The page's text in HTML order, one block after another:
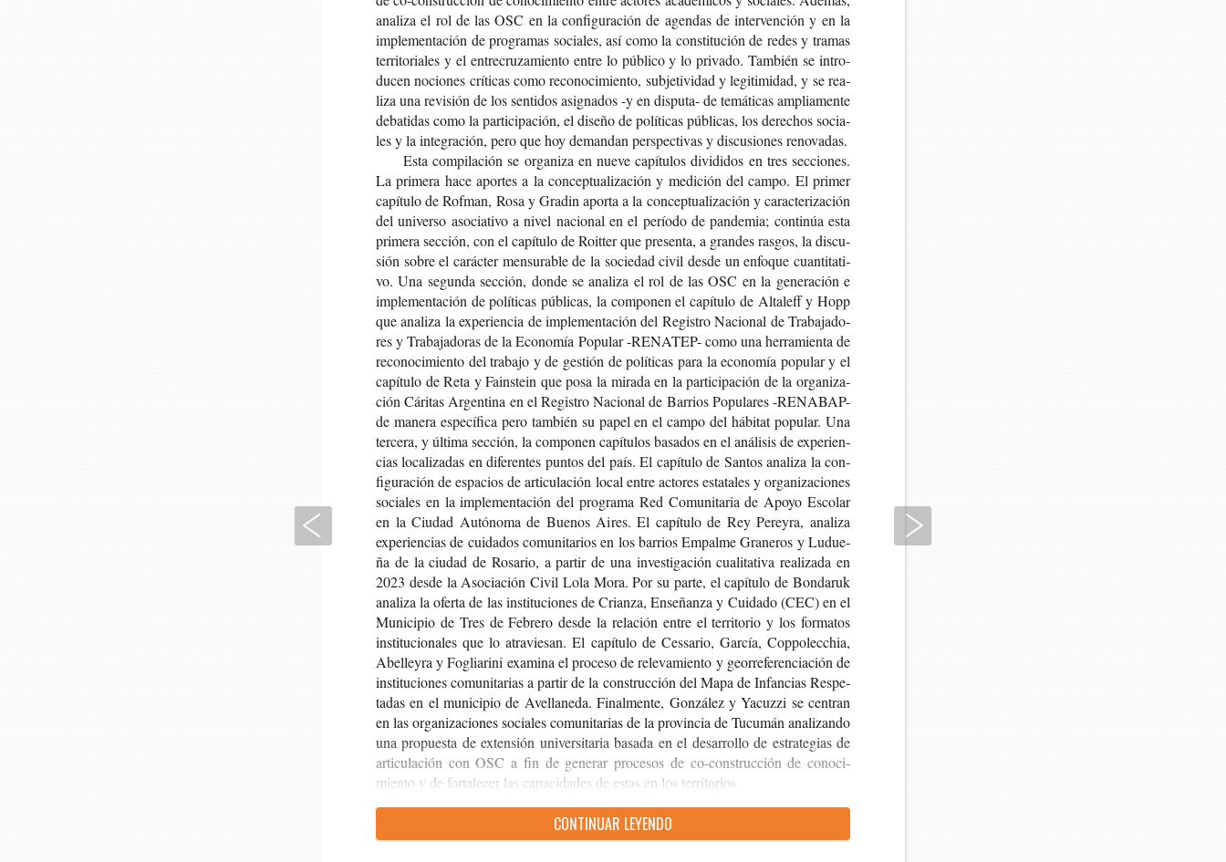
Anterior
ana­li­za el rol de las OSC en la con­fi­gu­ra­ción de agen­das de inter­ven­ción y en la
imple­men­ta­ción de pro­gra­mas socia­les, así como la cons­ti­tu­ción de redes y tra­mas
terri­to­ria­les y el entre­cru­za­mien­to entre lo públi­co y lo pri­va­do. Tam­bién se intro­
du­cen nocio­nes crí­ti­cas como reco­no­ci­mien­to, sub­je­ti­vi­dad y legi­ti­mi­dad, y se rea­
li­za una revi­sión de los sen­ti­dos asig­na­dos -y en disputa-​ de temá­ti­cas amplia­men­te
deba­ti­das como la par­ti­ci­pa­ción, el dise­ño de polí­ti­cas públi­cas, los dere­chos socia­
les y la inte­gra­ción, pero que hoy deman­dan pers­pec­ti­vas y dis­cu­sio­nes renovadas.
Esta com­pi­la­ción se orga­ni­za en nueve capí­tu­los divi­di­dos en tres sec­cio­nes.
La pri­me­ra hace apor­tes a la con­cep­tua­li­za­ción y medi­ción del campo. El pri­mer
capí­tu­lo de Rof­man, Rosa y Gra­din apor­ta a la con­cep­tua­li­za­ción y carac­te­ri­za­ción
del uni­ver­so aso­cia­ti­vo a nivel nacio­nal en el perío­do de pan­de­mia; con­ti­núa esta
pri­me­ra sec­ción, con el capí­tu­lo de Roit­ter que pre­sen­ta, a gran­des ras­gos, la dis­cu­
sión sobre el carác­ter men­su­ra­ble de la socie­dad civil desde un enfo­que cuan­ti­ta­ti­
vo. Una segun­da sec­ción, donde se ana­li­za el rol de las OSC en la gene­ra­ción e
imple­men­ta­ción de polí­ti­cas públi­cas, la com­po­nen el capí­tu­lo de Alta­leff y Hopp
que ana­li­za la expe­rien­cia de imple­men­ta­ción del Regis­tro Nacio­nal de Tra­ba­ja­do­
res y Tra­ba­ja­do­ras de la Eco­no­mía Popu­lar -​RENATEP- como una herra­mien­ta de
reco­no­ci­mien­to del tra­ba­jo y de ges­tión de polí­ti­cas para la eco­no­mía popu­lar y el
capí­tu­lo de Reta y Fains­tein que posa la mira­da en la par­ti­ci­pa­ción de la orga­ni­za­
ción Cári­tas Argen­ti­na en el Regis­tro Nacio­nal de Barrios Popu­la­res -​RENABAP-
de mane­ra espe­cí­fi­ca pero tam­bién su papel en el campo del hábi­tat popu­lar. Una
ter­ce­ra, y últi­ma sec­ción, la com­po­nen capí­tu­los basa­dos en el aná­li­sis de expe­rien­
cias loca­li­za­das en dife­ren­tes pun­tos del país. El capí­tu­lo de San­tos ana­li­za la con­
fi­gu­ra­ción de espa­cios de arti­cu­la­ción local entre acto­res esta­ta­les y orga­ni­za­cio­nes
socia­les en la imple­men­ta­ción del pro­gra­ma Red Comu­ni­ta­ria de Apoyo Esco­lar
en la Ciu­dad Autó­no­ma de Bue­nos Aires. El capí­tu­lo de Rey Perey­ra, ana­li­za
expe­rien­cias de cui­da­dos comu­ni­ta­rios en los barrios Empal­me Gra­ne­ros y Ludue­
ña de la ciu­dad de Rosa­rio, a par­tir de una inves­ti­ga­ción cua­li­ta­ti­va rea­li­za­da en
2023 desde la Aso­cia­ción Civil Lola Mora. Por su parte, el capí­tu­lo de Bon­da­ruk
ana­li­za la ofer­ta de las ins­ti­tu­cio­nes de Crian­za, Ense­ñan­za y Cui­da­do (CEC) en el
Muni­ci­pio de Tres de Febre­ro desde la rela­ción entre el terri­to­rio y los for­ma­tos
ins­ti­tu­cio­na­les que lo atra­vie­san. El capí­tu­lo de Ces­sa­rio, Gar­cía, Cop­po­lec­chia,
Abe­lley­ra y Foglia­ri­ni exa­mi­na el pro­ce­so de rele­va­mien­to y geo­rre­fe­ren­cia­ción de
ins­ti­tu­cio­nes comu­ni­ta­rias a par­tir de la cons­truc­ción del Mapa de Infan­cias Res­pe­
ta­das en el muni­ci­pio de Ave­lla­ne­da. Final­men­te, Gon­zá­lez y Yacuz­zi se cen­tran
en las orga­ni­za­cio­nes socia­les comu­ni­ta­rias de la pro­vin­cia de Tucu­mán ana­li­zan­do
una pro­pues­ta de exten­sión uni­ver­si­ta­ria basa­da en el desa­rro­llo de estra­te­gias de
arti­cu­la­ción con OSC a fin de gene­rar pro­ce­sos de co-​construcción de cono­ci­
mien­to y de for­ta­le­cer las capa­ci­da­des de estas en los territorios.
CON­TI­NUAR LEYENDO